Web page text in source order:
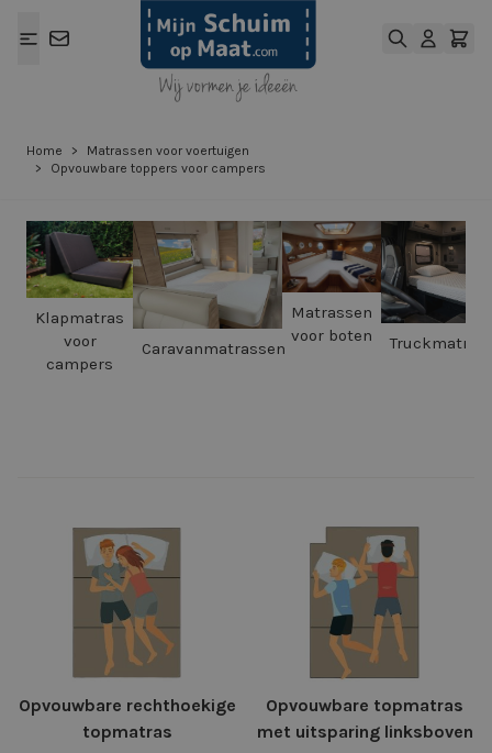
Home >
Matrassen voor voertuigen
>
Opvouwbare toppers voor campers
Klapmatras
voor
campers
Caravanmatrassen
Matrassen
voor boten
Opvouwbare rechthoekige
topmatras
Opvouwbare topmatras
met uitsparing linksboven